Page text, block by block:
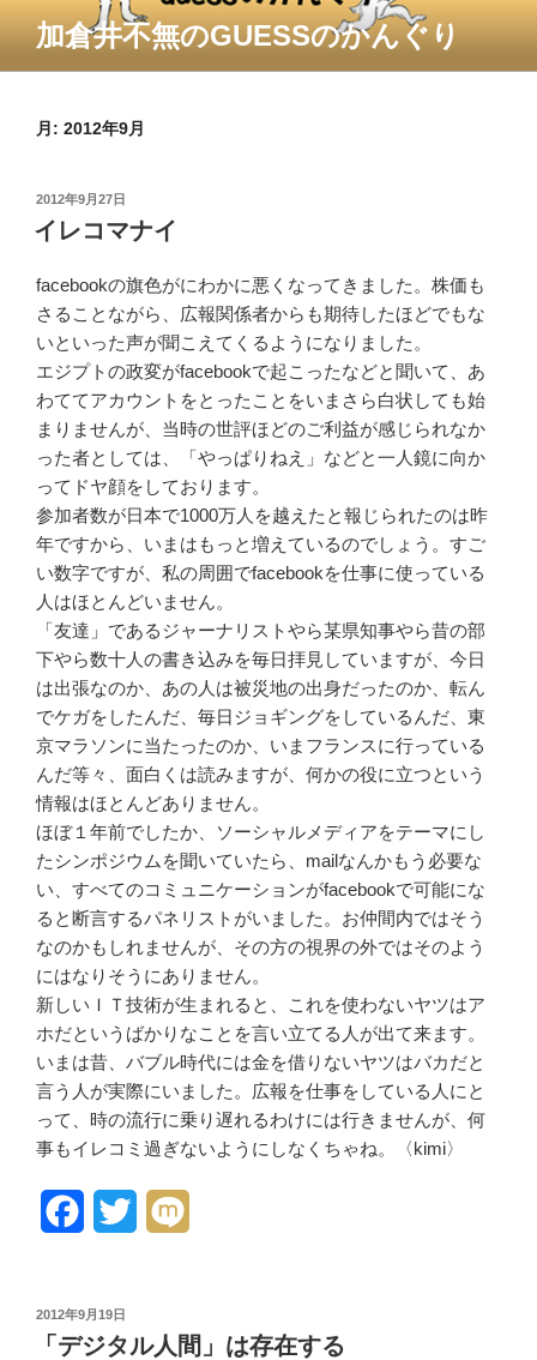
テ
加倉井不無のGUESSのかんぐり
月: 2012年9月
投
日:
2012年9月27日
イレコマナイ
facebookの旗色がにわかに悪くなってきました。株価も
さることながら、広報関係者からも期待したほどでもな
いといった声が聞こえてくるようになりました。
エジプトの政変がfacebookで起こったなどと聞いて、あ
わててアカウントをとったことをいまさら白状しても始
まりませんが、当時の世評ほどのご利益が感じられなか
った者としては、「やっぱりねえ」などと一人鏡に向か
ってドヤ顔をしております。
参加者数が日本で1000万人を越えたと報じられたのは昨
年ですから、いまはもっと増えているのでしょう。すご
い数字ですが、私の周囲でfacebookを仕事に使っている
人はほとんどいません。
「友達」であるジャーナリストやら某県知事やら昔の部
下やら数十人の書き込みを毎日拝見していますが、今日
は出張なのか、あの人は被災地の出身だったのか、転ん
でケガをしたんだ、毎日ジョギングをしているんだ、東
京マラソンに当たったのか、いまフランスに行っている
んだ等々、面白くは読みますが、何かの役に立つという
情報はほとんどありません。
ほぼ１年前でしたか、ソーシャルメディアをテーマにし
たシンポジウムを聞いていたら、mailなんかもう必要な
い、すべてのコミュニケーションがfacebookで可能にな
ると断言するパネリストがいました。お仲間内ではそう
なのかもしれませんが、その方の視界の外ではそのよう
にはなりそうにありません。
新しいＩＴ技術が生まれると、これを使わないヤツはア
ホだというばかりなことを言い立てる人が出て来ます。
いまは昔、バブル時代には金を借りないヤツはバカだと
言う人が実際にいました。広報を仕事をしている人にと
って、時の流行に乗り遅れるわけには行きませんが、何
事もイレコミ過ぎないようにしなくちゃね。〈kimi〉
e t i
投
2012年9月19日
「デジタル人間」は存在する